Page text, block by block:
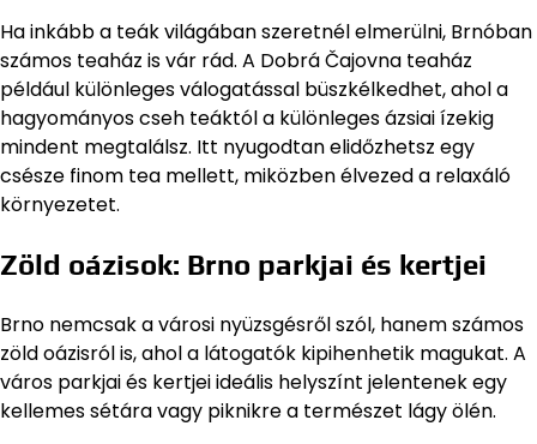
Ha inkább a teák világában szeretnél elmerülni, Brnóban
számos teaház is vár rád. A Dobrá Čajovna teaház
például különleges válogatással büszkélkedhet, ahol a
hagyományos cseh teáktól a különleges ázsiai ízekig
mindent megtalálsz. Itt nyugodtan elidőzhetsz egy
csésze finom tea mellett, miközben élvezed a relaxáló
környezetet.
Zöld oázisok: Brno parkjai és kertjei
Brno nemcsak a városi nyüzsgésről szól, hanem számos
zöld oázisról is, ahol a látogatók kipihenhetik magukat. A
város parkjai és kertjei ideális helyszínt jelentenek egy
kellemes sétára vagy piknikre a természet lágy ölén.